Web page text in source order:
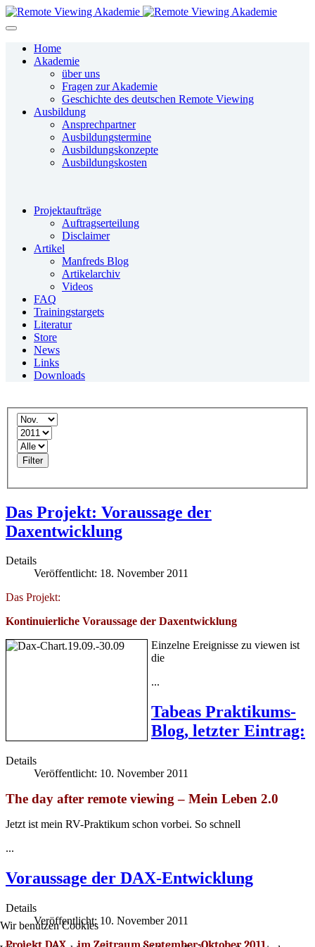
Home
Akademie
über uns
Fragen zur Akademie
Geschichte des deutschen Remote Viewing
Ausbildung
Ansprechpartner
Ausbildungstermine
Ausbildungskonzepte
Ausbildungskosten
Projektaufträge
Auftragserteilung
Disclaimer
Artikel
Manfreds Blog
Artikelarchiv
Videos
FAQ
Trainingstargets
Literatur
Store
News
Links
Downloads
Filter
Das Projekt: Voraussage der
Daxentwicklung
Details
Veröffentlicht: 18. November 2011
Das Projekt:
Kontinuierliche Voraussage der Daxentwicklung
Einzelne Ereignisse zu viewen ist
die
...
Tabeas Praktikums-
Blog, letzter Eintrag:
Details
Veröffentlicht: 10. November 2011
The day after remote viewing – Mein Leben 2.0
Jetzt ist mein RV-Praktikum schon vorbei. So schnell
...
Voraussage der DAX-Entwicklung
Details
Veröffentlicht: 10. November 2011
Wir benutzen Cookies